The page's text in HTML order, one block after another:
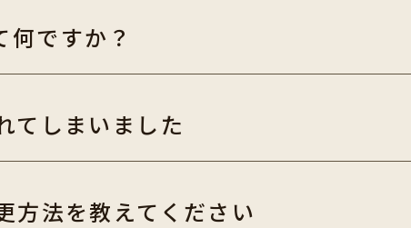
何ですか？
てしまいました
方法を教えてください